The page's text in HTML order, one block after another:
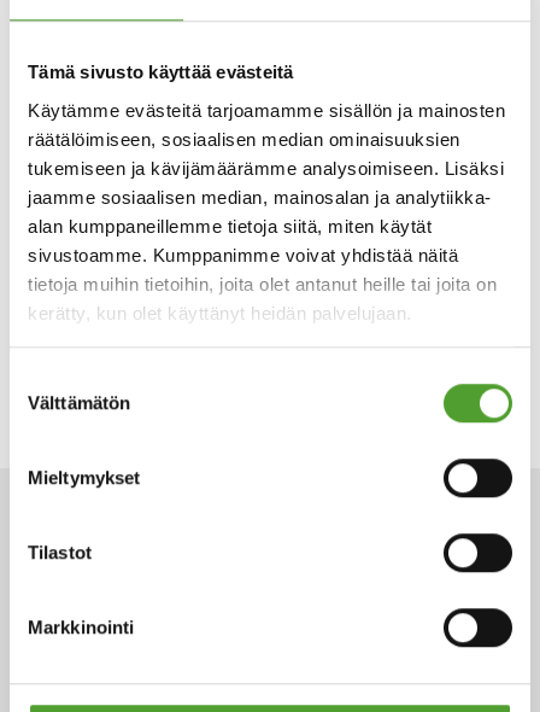
Tämä sivusto käyttää evästeitä
Käytämme evästeitä tarjoamamme sisällön ja mainosten
räätälöimiseen, sosiaalisen median ominaisuuksien
tukemiseen ja kävijämäärämme analysoimiseen. Lisäksi
jaamme sosiaalisen median, mainosalan ja analytiikka-
alan kumppaneillemme tietoja siitä, miten käytät
sivustoamme. Kumppanimme voivat yhdistää näitä
tietoja muihin tietoihin, joita olet antanut heille tai joita on
kerätty, kun olet käyttänyt heidän palvelujaan.
valinta
Välttämätön
Mieltymykset
Tilastot
Markkinointi
ARTIKKELIT